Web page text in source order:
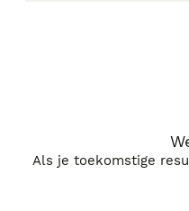
Lees onze Pitbull Terriër
Als je toekomstige